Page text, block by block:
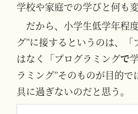
学校や家庭での学びと何も
だから、小学生低学年程
グ”に接するというのは、「
はなく「プログラミングで
ラミング”そのものが目的
具に過ぎないのだと思う。